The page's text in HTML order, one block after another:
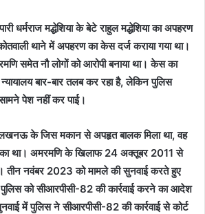
धर्मराज मद्धेशिया के बेटे राहुल मद्धेशिया का अपहरण
थाने में अपहरण का केस दर्ज कराया गया था।
समेत नौ लोगों को आरोपी बनाया था। केस का
बार-बार तलब कर रहा है, लेकिन पुलिस
पेश नहीं कर पाई।
के जिस मकान से अपहृत बालक मिला था, वह
का था। अमरमणि के खिलाफ 24 अक्तूबर 2011 से
तीन नवंबर 2023 को मामले की सुनवाई करते हुए
को सीआरपीसी-82 की कार्रवाई करने का आदेश
में पुलिस ने सीआरपीसी-82 की कार्रवाई से कोर्ट